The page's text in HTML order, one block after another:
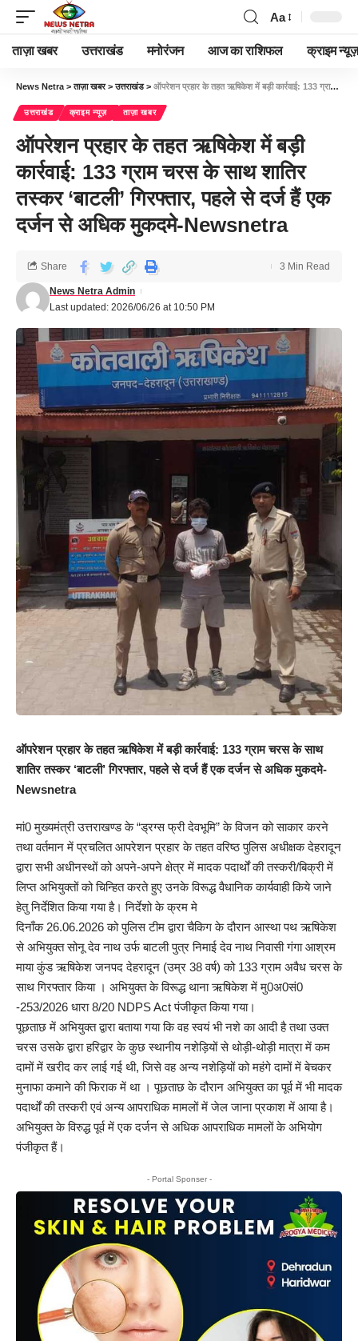
Aa
ताज़ा खबर उत्तराखंड मनोरंजन आज का राशिफल क्राइम न्यूज़
News Netra >ताज़ा खबर>उत्तराखंड> ऑपरेशन प्रहार के तहत ऋषिकेश में बड़ी कार्रवाई: 133 ग्राम चरस के साथ शातिर तस्कर ‘बाटली’ गिरफ्तार, पहले से दर्ज हैं एक दर्जन से अधिक मुकदमे-Newsnetra
उत्तराखंड क्राइम न्यूज़ ताज़ा खबर
ऑपरेशन प्रहार के तहत ऋषिकेश में बड़ी
कार्रवाई: 133 ग्राम चरस के साथ शातिर
तस्कर ‘बाटली’ गिरफ्तार, पहले से दर्ज हैं एक
दर्जन से अधिक मुकदमे-Newsnetra
Last updated: 2026/06/26 at 10:50 PM
News Netra Admin
Share 3 Min Read
ऑपरेशन प्रहार के तहत ऋषिकेश में बड़ी कार्रवाई: 133 ग्राम चरस के साथ
शातिर तस्कर ‘बाटली’ गिरफ्तार, पहले से दर्ज हैं एक दर्जन से अधिक मुकदमे-
Newsnetra
मां0 मुख्यमंत्री उत्तराखण्ड के “ड्रग्स फ्री देवभूमि” के विजन को साकार करने
तथा वर्तमान में प्रचलित आपरेशन प्रहार के तहत वरिष्ठ पुलिस अधीक्षक देहरादून
द्वारा सभी अधीनस्थों को अपने-अपने क्षेत्र में मादक पदार्थों की तस्करी/बिक्री में
लिप्त अभियुक्तों को चिन्हित करते हुए उनके विरूद्ध वैधानिक कार्यवाही किये जाने
हेतु निर्देशित किया गया है। निर्देशो के क्रम मे
दिनाँक 26.06.2026 को पुलिस टीम द्वारा चैकिग के दौरान आस्था पथ ऋषिकेश
से अभियुक्त सोनू देव नाथ उर्फ बाटली पुत्र निमाई देव नाथ निवासी गंगा आश्रम
माया कुंड ऋषिकेश जनपद देहरादून (उम्र 38 वर्ष) को 133 ग्राम अवैध चरस के
साथ गिरफ्तार किया । अभियुक्त के विरूद्ध थाना ऋषिकेश में मु0अ0सं0
-253/2026 धारा 8/20 NDPS Act पंजीकृत किया गया।
पूछताछ में अभियुक्त द्वारा बताया गया कि वह स्वयं भी नशे का आदी है तथा उक्त
चरस उसके द्वारा हरिद्वार के कुछ स्थानीय नशेड़ियों से थोड़ी-थोड़ी मात्रा में कम
दामों में खरीद कर लाई गई थी, जिसे वह अन्य नशेड़ियों को महंगे दामों में बेचकर
मुनाफा कमाने की फिराक में था । पूछताछ के दौरान अभियुक्त का पूर्व में भी मादक
पदार्थों की तस्करी एवं अन्य आपराधिक मामलों में जेल जाना प्रकाश में आया है।
अभियुक्त के विरुद्ध पूर्व में एक दर्जन से अधिक आपराधिक मामलों के अभियोग
पंजीकृत हैं।
- Portal Sponser -